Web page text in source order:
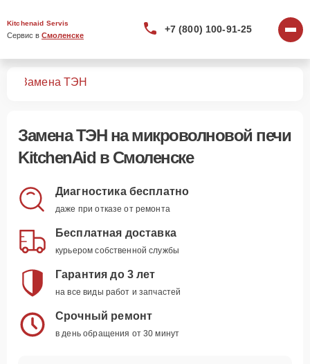
Kitchenaid Servis
Сервис в Смоленске
+7 (800) 100-91-25
Замена ТЭН
Замена ТЭНна микроволновой печи
KitchenAid в Смоленске
Диагностика бесплатно
даже при отказе от ремонта
Бесплатная доставка
курьером собственной службы
Гарантия до 3 лет
на все виды работ и запчастей
Срочный ремонт
в день обращения от 30 минут